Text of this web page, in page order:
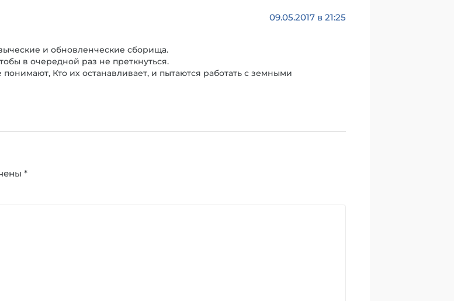
09.05.2017 в 21:25
и обновленческие сборища.
в очередной раз не преткнуться.
Кто их останавливает, и пытаются работать с земными
*